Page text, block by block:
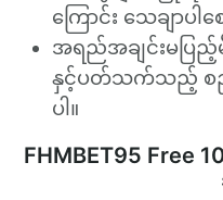
ကြောင်း သေချာပါစ
အရည်အချင်းမပြည့်
နှင့်ပတ်သက်သည့် စည်
ပါ။
FHMBET95 Free